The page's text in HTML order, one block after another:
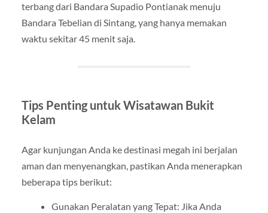
terbang dari Bandara Supadio Pontianak menuju
Bandara Tebelian di Sintang, yang hanya memakan
waktu sekitar 45 menit saja.
Tips Penting untuk Wisatawan Bukit
Kelam
Agar kunjungan Anda ke destinasi megah ini berjalan
aman dan menyenangkan, pastikan Anda menerapkan
beberapa tips berikut:
Gunakan Peralatan yang Tepat: Jika Anda